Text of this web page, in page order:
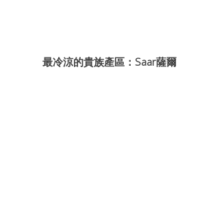
最冷涼的貴族產區：Saar薩爾